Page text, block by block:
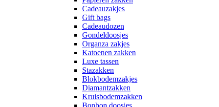
Cadeauzakjes
Gift bags
Cadeaudozen
Gondeldoosjes
Organza zakjes
Katoenen zakken
Luxe tassen
Stazakken
Blokbodemzakjes
Diamantzakken
Kruisbodemzakken
Bonbon doosjes